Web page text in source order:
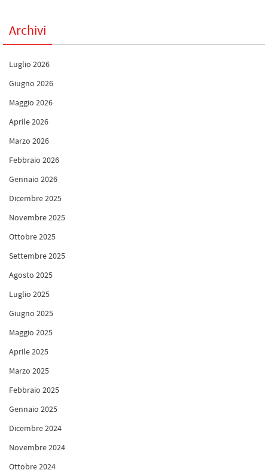
Archivi
Luglio 2026
Giugno 2026
Maggio 2026
Aprile 2026
Marzo 2026
Febbraio 2026
Gennaio 2026
Dicembre 2025
Novembre 2025
Ottobre 2025
Settembre 2025
Agosto 2025
Luglio 2025
Giugno 2025
Maggio 2025
Aprile 2025
Marzo 2025
Febbraio 2025
Gennaio 2025
Dicembre 2024
Novembre 2024
Ottobre 2024